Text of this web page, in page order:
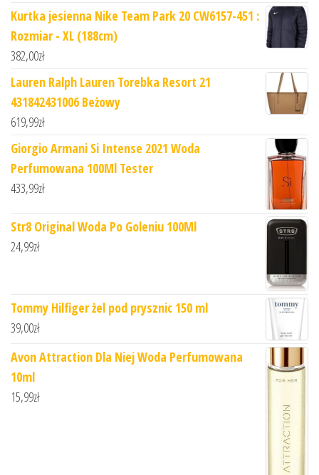
Kurtka jesienna Nike Team Park 20 CW6157-451 :
Rozmiar - XL (188cm)
382,00zł
Lauren Ralph Lauren Torebka Resort 21
431842431006 Beżowy
619,99zł
Giorgio Armani Si Intense 2021 Woda
Perfumowana 100Ml Tester
433,99zł
Str8 Original Woda Po Goleniu 100Ml
24,99zł
Tommy Hilfiger żel pod prysznic 150 ml
39,00zł
Avon Attraction Dla Niej Woda Perfumowana
10ml
15,99zł